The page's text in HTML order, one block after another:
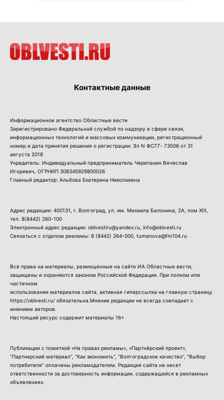
Контактные данные
Информационное агентство Областные вести
Зарегистрировано Федеральной службой по надзору в сфере связи,
информационных технологий и массовых коммуникации, регистрационный
номер и дата принятия решения о регистрации: Эл N ФС77- 73506 от 31
августа 2018
Учредитель: Индивидуальный предприниматель Черепахин Вячеслав
Игоревич, ОГРНИП 308345929800026
Главный редактор: Альбова Екатерина Николаевна
Адрес редакции: 400131, г. Волгоград, ул. им. Михаила Балонина, 2А, пом XIII,
тел. 8(8442) 260-100
Электронный адрес редакции: oblvestiru@yandex.ru, info@oblvesti.ru
Связаться с отделом рекламы: 8 (8442) 264-000 , tumanova@fm104.ru
Все права на материалы, размещенные на сайте ИА Областные вести,
защищены и охраняются законом Российской Федерации. При полном или
частичном
использовании материалов сайта, активная гиперссылка на главную страницу
https://oblvesti.ru/ обязательна.Мнение редакции не всегда совпадает с
мнением авторов.
Настоящий ресурс содержит материалы 16+
Публикации с пометкой «На правах рекламы», «Партнёрский проект»,
“Партнерский материал”, “Как экономить”, “Волгоградское качество”, “Выбор
потребителя” оплачены рекламодателем. Редакция сайта не несет
ответственности за достоверность информации, содержащейся в рекламных
объявлениях.